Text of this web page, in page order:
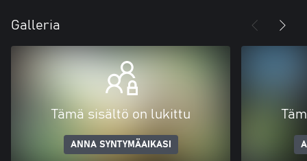
Galleria
Tämä sisältö on lukittu
ANNA SYNTYMÄAIKASI